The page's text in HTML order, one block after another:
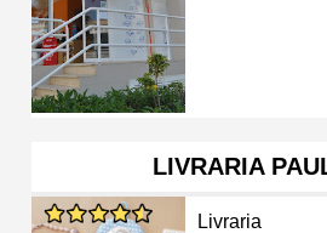
LIVRARIA
Livraria